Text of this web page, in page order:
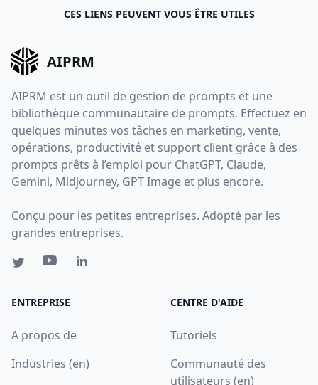
CES LIENS PEUVENT VOUS ÊTRE UTILES
AIPRM
AIPRM est un outil de gestion de prompts et une
bibliothèque communautaire de prompts. Effectuez en
quelques minutes vos tâches en marketing, vente,
opérations, productivité et support client grâce à des
prompts prêts à l’emploi pour ChatGPT, Claude,
Gemini, Midjourney, GPT Image et plus encore.
Conçu pour les petites entreprises. Adopté par les
grandes entreprises.
ENTREPRISE
A propos de
Industries (en)
CENTRE D'AIDE
Tutoriels
Communauté des
utilisateurs (en)